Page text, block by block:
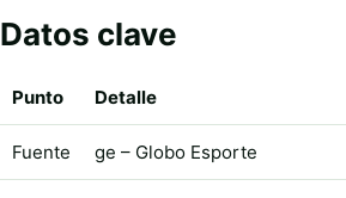
Datos clave
Punto Detalle
Fuente ge – Globo Esporte